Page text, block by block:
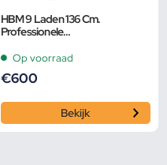
HBM 9 Laden 136 Cm.
Professionele
voor Werkplaatsinrichting
Op voorraad
€600
Bekijk